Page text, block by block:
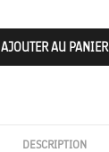
AJOUTER AU PANIER
DESCRIPTION